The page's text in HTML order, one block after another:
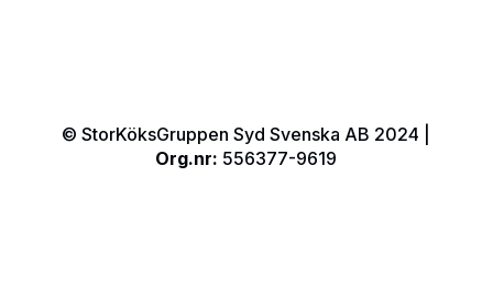
© StorKöksGruppen Syd Svenska AB 2024 |
Org.nr: 556377-9619